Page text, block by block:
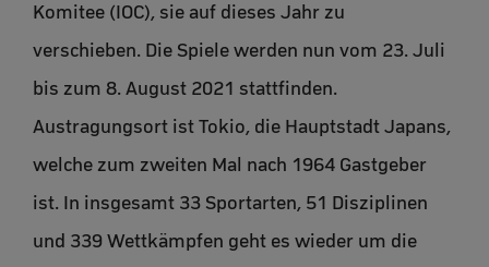
Komitee (IOC), sie auf dieses Jahr zu
verschieben. Die Spiele werden nun vom 23. Juli
bis zum 8. August 2021 stattfinden.
Austragungsort ist Tokio, die Hauptstadt Japans,
welche zum zweiten Mal nach 1964 Gastgeber
ist. In insgesamt 33 Sportarten, 51 Disziplinen
und 339 Wettkämpfen geht es wieder um die